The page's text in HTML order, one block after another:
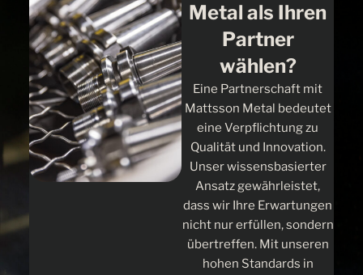
Metal als Ihren
Partner
wählen?
Eine Partnerschaft mit
Mattsson Metal bedeutet
eine Verpflichtung zu
Qualität und Innovation.
Unser wissensbasierter
Ansatz gewährleistet,
dass wir Ihre Erwartungen
nicht nur erfüllen, sondern
übertreffen. Mit unseren
hohen Standards in